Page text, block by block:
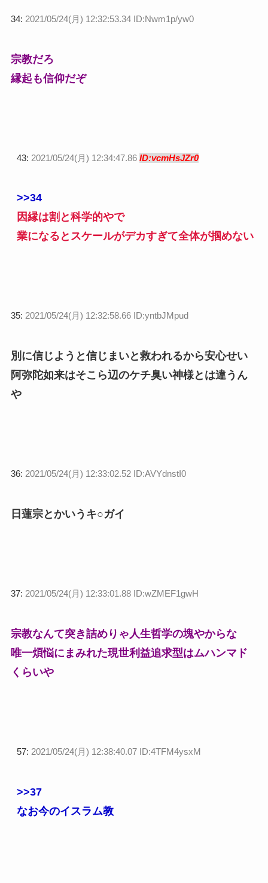
34: 2021/05/24(月) 12:32:53.34 ID:Nwm1p/yw0
宗教だろ
縁起も信仰だぞ
43: 2021/05/24(月) 12:34:47.86 ID:vcmHsJZr0
>>34
因縁は割と科学的やで
業になるとスケールがデカすぎて全体が掴めない
35: 2021/05/24(月) 12:32:58.66 ID:yntbJMpud
別に信じようと信じまいと救われるから安心せい
阿弥陀如来はそこら辺のケチ臭い神様とは違うん
や
36: 2021/05/24(月) 12:33:02.52 ID:AVYdnstI0
日蓮宗とかいうキ○ガイ
37: 2021/05/24(月) 12:33:01.88 ID:wZMEF1gwH
宗教なんて突き詰めりゃ人生哲学の塊やからな
唯一煩悩にまみれた現世利益追求型はムハンマド
くらいや
57: 2021/05/24(月) 12:38:40.07 ID:4TFM4ysxM
>>37
なお今のイスラム教